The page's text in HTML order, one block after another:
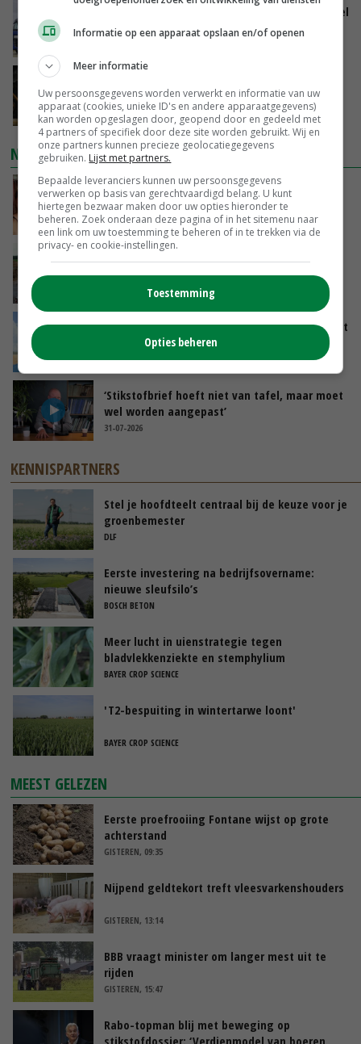
ForFarmers groeit verder en ziet marktaandeel
toenemen
voorbeeld kan dienen voor sector’
VANDAAG, 06:21
NIEUWSTE VIDEO'S
Danique in Canada: ‘Superveel schik gehad
tijdens stage’
04-08-2026
Oekraïne-vlogger Kees Huizinga: ‘Tarwe wordt
geperst, koeien hebben stro nodig’
31-07-2026
‘Stikstofbrief hoeft niet van tafel, maar moet
wel worden aangepast’
31-07-2026
KENNISPARTNERS
Stel je hoofdteelt centraal bij de keuze voor je
groenbemester
DLF
Eerste investering na bedrijfsovername:
nieuwe sleufsilo’s
BOSCH BETON
Meer lucht in uienstrategie tegen
bladvlekkenziekte en stemphylium
BAYER CROP SCIENCE
'T2-bespuiting in wintertarwe loont'
BAYER CROP SCIENCE
MEEST GELEZEN
Eerste proefrooiing Fontane wijst op grote
achterstand
GISTEREN, 09:35
Nijpend geldtekort treft vleesvarkenshouders
GISTEREN, 13:14
BBB vraagt minister om langer mest uit te
rijden
GISTEREN, 15:47
Rabo-topman blij met beweging op
stikstofdossier: ‘Verdienmodel van boeren
Informatie op een apparaat opslaan en/of openen
Meer informatie
Uw persoonsgegevens worden verwerkt en informatie van uw
apparaat (cookies, unieke ID's en andere apparaatgegevens)
kan worden opgeslagen door, geopend door en gedeeld met
4 partners of specifiek door deze site worden gebruikt. Wij en
onze partners kunnen precieze geolocatiegegevens
gebruiken. Lijst met partners.
Bepaalde leveranciers kunnen uw persoonsgegevens
verwerken op basis van gerechtvaardigd belang. U kunt
hiertegen bezwaar maken door uw opties hieronder te
beheren. Zoek onderaan deze pagina of in het sitemenu naar
een link om uw toestemming te beheren of in te trekken via de
privacy- en cookie-instellingen.
Toestemming
Opties beheren